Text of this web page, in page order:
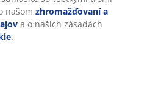
našom zhromažďovaní a
a o našich zásadách
.